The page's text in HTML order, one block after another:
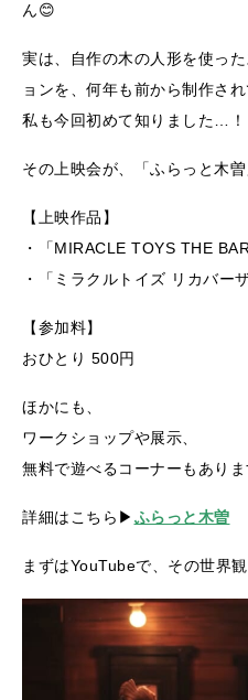
ん😊
実は、自作の木の人形を使っ
ョンを、何年も前から制作され
私も今回初めて知りました…！
その上映会が、「ふらっと木
【上映作品】
・「MIRACLE TOYS THE
・「ミラクルトイズ リカバー
【参加料】
おひとり 500円
ほかにも、
ワークショップや展示、
無料で遊べるコーナーもあり
詳細はこちら▶ ふらっと木曽
まずはYouTubeで、その世界